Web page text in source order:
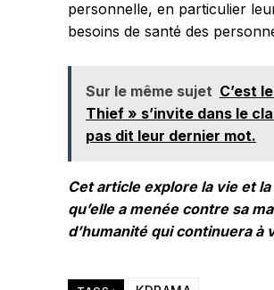
personnelle, en particulier
besoins de santé des
Sur le même sujet C’est
Thief » s’invite dans le
pas dit leur dernier mot.
Cet article explore la vie et
qu’elle a menée contre sa
d’humanité qui continuera